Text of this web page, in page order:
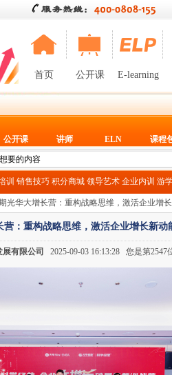
首页 公开课 E-learning
公开课 讲师 ELN 课程
训 销售技巧 积分商城 领导艺术 企业内训 游
光华大增长营：重构战略思维，激活企业增
营：重构战略思维，激活企业增长新动
有限公司 2025-09-03 16:13:28 您是第2547